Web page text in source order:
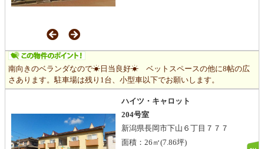
南向きのベランダなので☀日当良好☀ ベットスペースの他に8帖の広
さあります。駐車場は残り1台、小型車以下でお願いします。
ハイツ・キャロット
204号室
新潟県長岡市下山６丁目７７７
面積： 26㎡(7.86坪)